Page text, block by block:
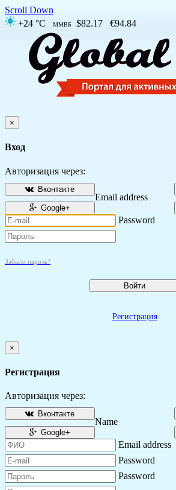
Scroll Down
+24 °C
ММВБ $82.17 €94.84
×
Вход
Авторизация через:
Вконтакте
Google+
Email address
Password
Забыли пароль?
Войти
Регистрация
×
Регистрация
Авторизация через:
Вконтакте
Google+
Name
Email address
Password
Password